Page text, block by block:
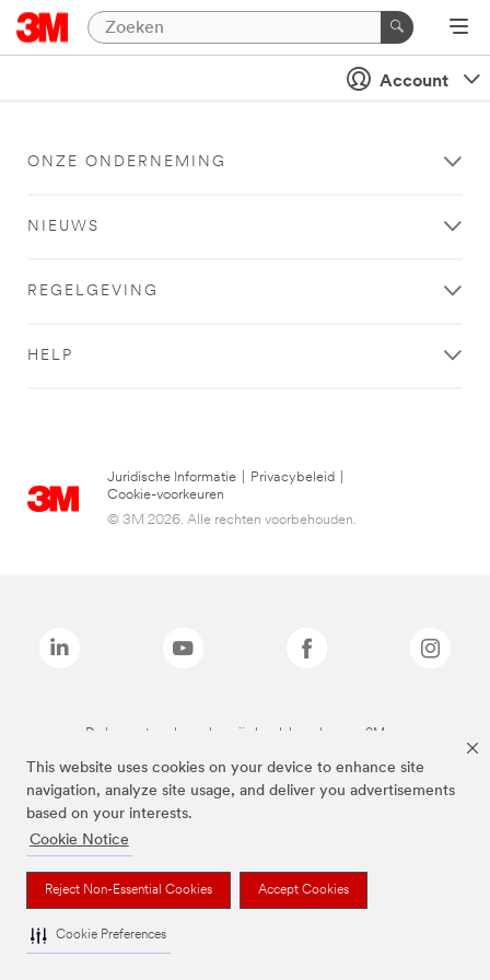
This website uses cookies on your device to enhance site
navigation, analyze site usage, and deliver you advertisements
based on your interests.
Cookie Notice
Reject Non-Essential Cookies Accept Cookies
Cookie Preferences
Account
ONZE ONDERNEMING
NIEUWS
REGELGEVING
HELP
Juridische Informatie Privacybeleid
Cookie-voorkeuren
© 3M 2026. Alle rechten voorbehouden.
De bovenstaande merken zijn handelsmerken van 3M.we